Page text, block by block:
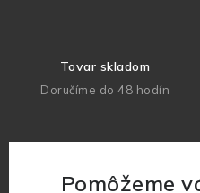
Tovar skladom
Doručíme do 48 hodín
Pomôžeme